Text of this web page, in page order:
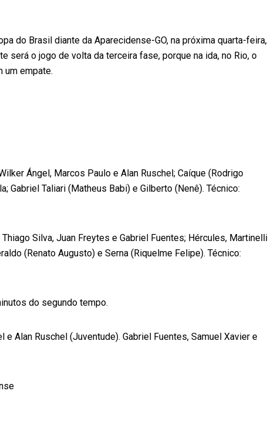
do Brasil diante da Aparecidense-GO, na próxima quarta-feira,
será o jogo de volta da terceira fase, porque na ida, no Rio, o
um empate.
Ángel, Marcos Paulo e Alan Ruschel; Caíque (Rodrigo
Gabriel Taliari (Matheus Babi) e Gilberto (Nenê). Técnico:
Silva, Juan Freytes e Gabriel Fuentes; Hércules, Martinelli
(Renato Augusto) e Serna (Riquelme Felipe). Técnico:
do segundo tempo.
e Alan Ruschel (Juventude). Gabriel Fuentes, Samuel Xavier e